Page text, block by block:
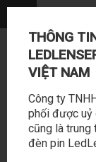
THÔNG
VIỆT NAM
Công ty
phối được uỷ
cũng là trung
đèn pin